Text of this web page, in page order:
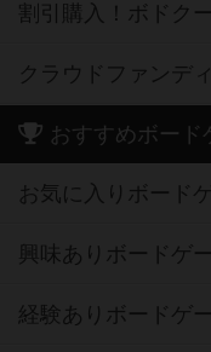
割引購入！ボドク
クラウドファンデ
おすすめボード
お気に入りボード
興味ありボードゲ
経験ありボードゲ